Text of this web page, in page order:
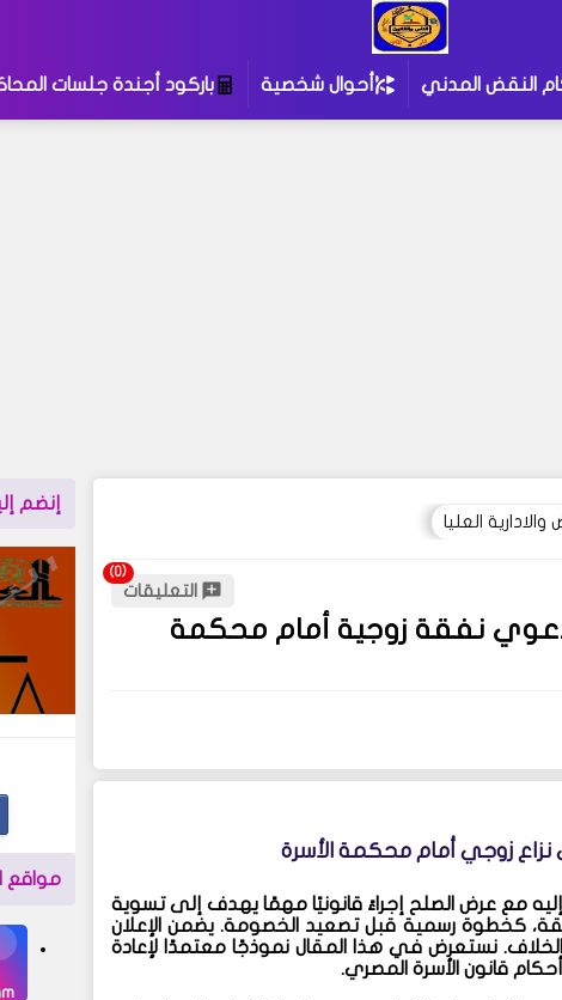
النقض المدني أحوال شخصية باركود أجندة جلسات
العليا
التعليقات
نفقة زوجية أمام محكمة
زوجي أمام محكمة الأسرة
إليه مع عرض الصلح إجراءً قانونيًا مهمًا يهدف إلى تسوية
كخطوة رسمية قبل تصعيد الخصومة. يضمن الإعلان
الخلاف. نستعرض في هذا المقال نموذجًا معتمدًا لإعادة
قانون الأسرة المصري.
إنضم
مواقع